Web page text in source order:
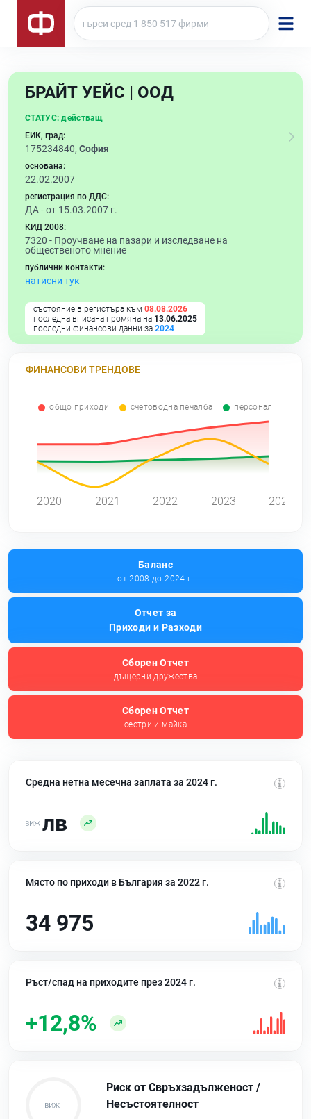
БРАЙТ УЕЙС | ООД
СТАТУС: действащ
ЕИК, град:
175234840, София
основана:
22.02.2007
регистрация по ДДС:
ДА - от 15.03.2007 г.
КИД 2008:
7320 - Проучване на пазари и изследване на
общественото мнение
публични контакти:
натисни тук
състояние в регистъра към 08.08.2026
последна вписана промяна на 13.06.2025
последни финансови данни за 2024
ФИНАНСОВИ ТРЕНДОВЕ
общо приходи счетоводна печалба персонал
2020 2021 2022 2023 2024
Баланс
от 2008 до 2024 г.
Отчет за
Приходи и Разходи
Сборен Отчет
дъщерни дружества
Сборен Отчет
сестри и майка
Средна нетна месечна заплата за 2024 г.
лв
Място по приходи в България за 2022 г.
34 975
Ръст/спад на приходите през 2024 г.
+12,8%
Риск от Свръхзадълженост /
Несъстоятелност